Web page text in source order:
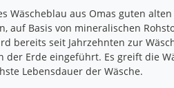
Wäscheblau aus Omas guten
auf Basis von mineralischen
bereits seit Jahrzehnten zur
der Erde eingeführt. Es greift die
Lebensdauer der Wäsche.